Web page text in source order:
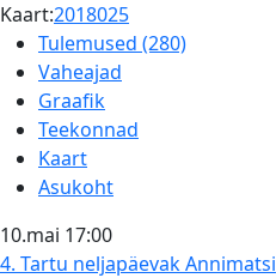
Kaart:2018025
Tulemused (280)
Vaheajad
Graafik
Teekonnad
Kaart
Asukoht
10.mai 17:00
4. Tartu neljapäevakAnnimatsi